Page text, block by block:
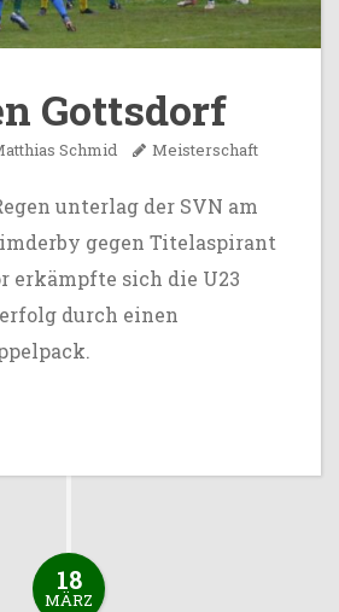
Gottsdorf
Schmid Meisterschaft
unterlag der SVN am
gegen Titelaspirant
erkämpfte sich die U23
durch einen
18
MÄRZ